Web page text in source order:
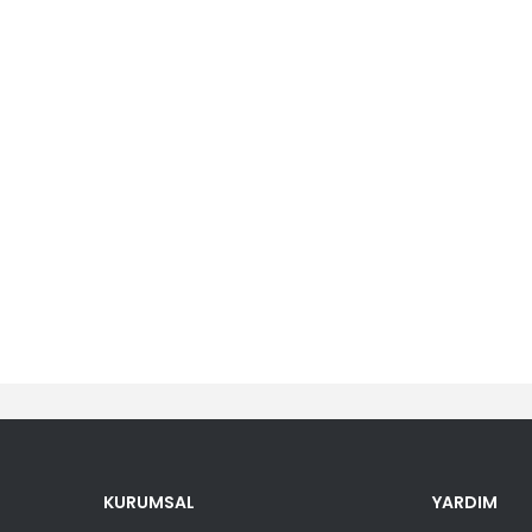
KURUMSAL YARDIM